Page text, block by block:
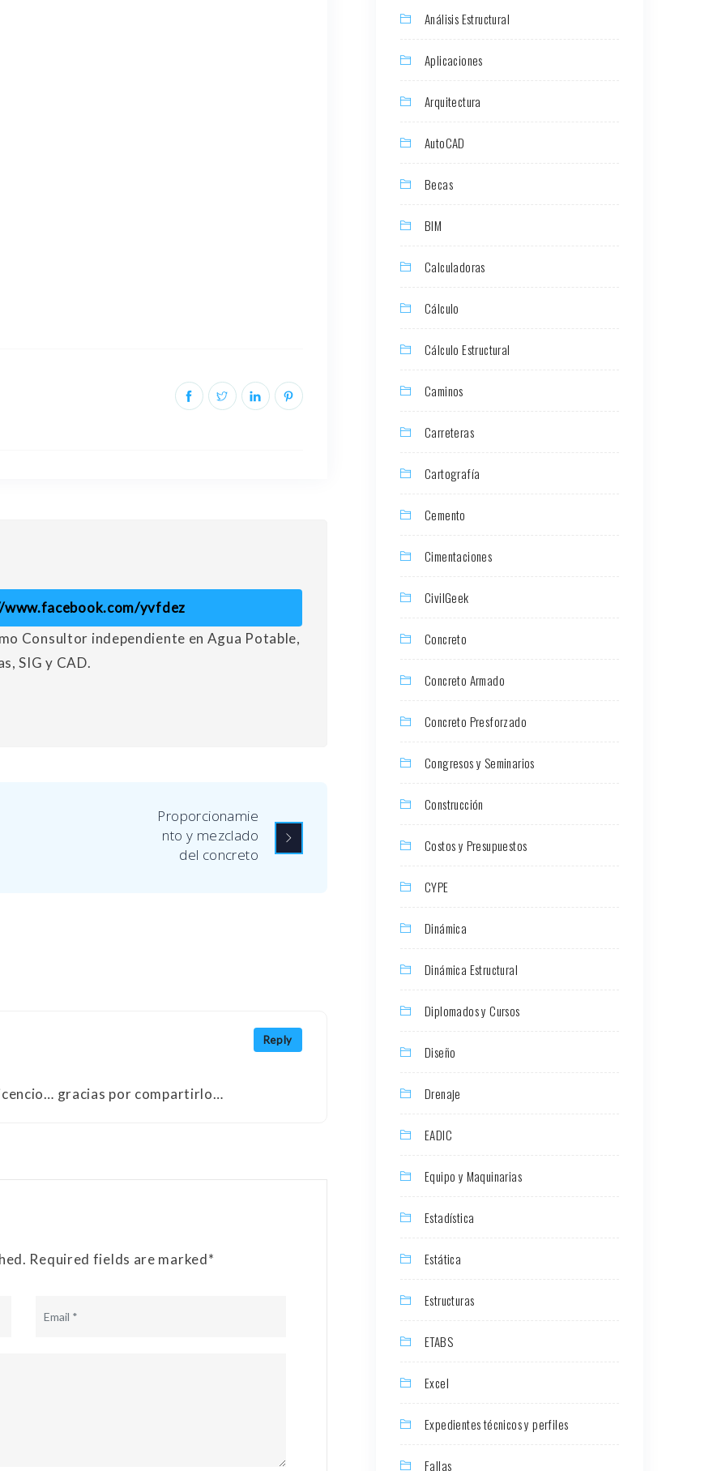
yvfdez
Consultor independiente en Agua Potable,
SIG y CAD.
Proporcionamie
nto y mezclado
del concreto
Reply
gracias por compartirlo…
Required fields are marked*
Análisis Estructural
Aplicaciones
Arquitectura
AutoCAD
Becas
BIM
Calculadoras
Cálculo
Cálculo Estructural
Caminos
Carreteras
Cartografía
Cemento
Cimentaciones
CivilGeek
Concreto
Concreto Armado
Concreto Presforzado
Congresos y Seminarios
Construcción
Costos y Presupuestos
CYPE
Dinámica
Dinámica Estructural
Diplomados y Cursos
Diseño
Drenaje
EADIC
Equipo y Maquinarias
Estadística
Estática
Estructuras
ETABS
Excel
Expedientes técnicos y perfiles
Fallas